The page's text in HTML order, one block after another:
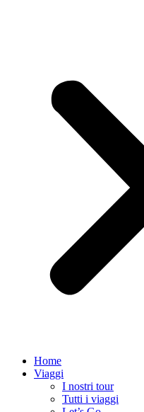
Home
Viaggi
I nostri tour
Tutti i viaggi